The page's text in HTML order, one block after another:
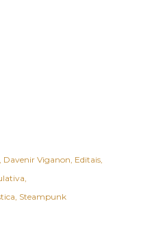
Davenir Viganon Editais
Steampunk